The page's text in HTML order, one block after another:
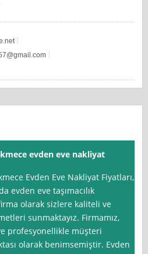
evden eve nakliyat
Evden Eve Nakliyat Fiyatları,
evden eve taşımacılık
olarak sizlere kaliteli ve
sunmaktayız. Firmamız,
profesyonellikle müşteri
olarak benimsemiştir. Evden